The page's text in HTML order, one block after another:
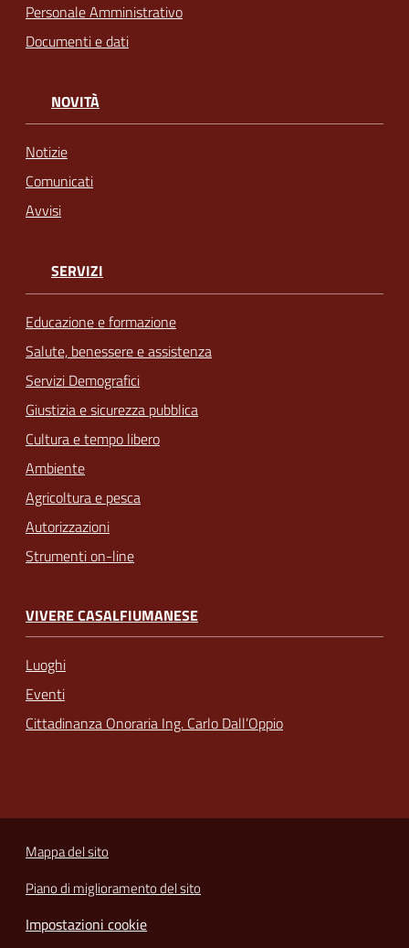
Personale Amministrativo
Documenti e dati
NOVITÀ
Notizie
Comunicati
Avvisi
SERVIZI
Educazione e formazione
Salute, benessere e assistenza
Servizi Demografici
Giustizia e sicurezza pubblica
Cultura e tempo libero
Ambiente
Agricoltura e pesca
Autorizzazioni
Strumenti on-line
VIVERE CASALFIUMANESE
Luoghi
Eventi
Cittadinanza Onoraria Ing. Carlo Dall’Oppio
Mappa del sito
Piano di miglioramento del sito
Impostazioni cookie